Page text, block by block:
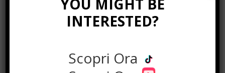
NEWS IN UNA FOTO
YOU MIGHT BE
INTERESTED?
Scopri Ora